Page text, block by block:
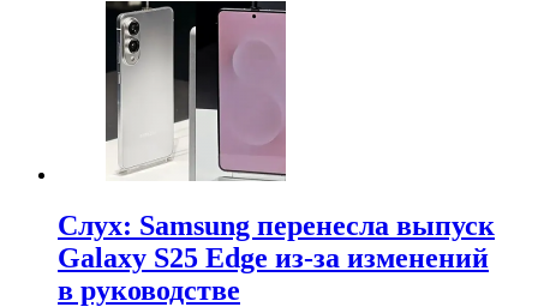
Слух: Samsung перенесла выпуск
Galaxy S25 Edge из-за изменений
в руководстве